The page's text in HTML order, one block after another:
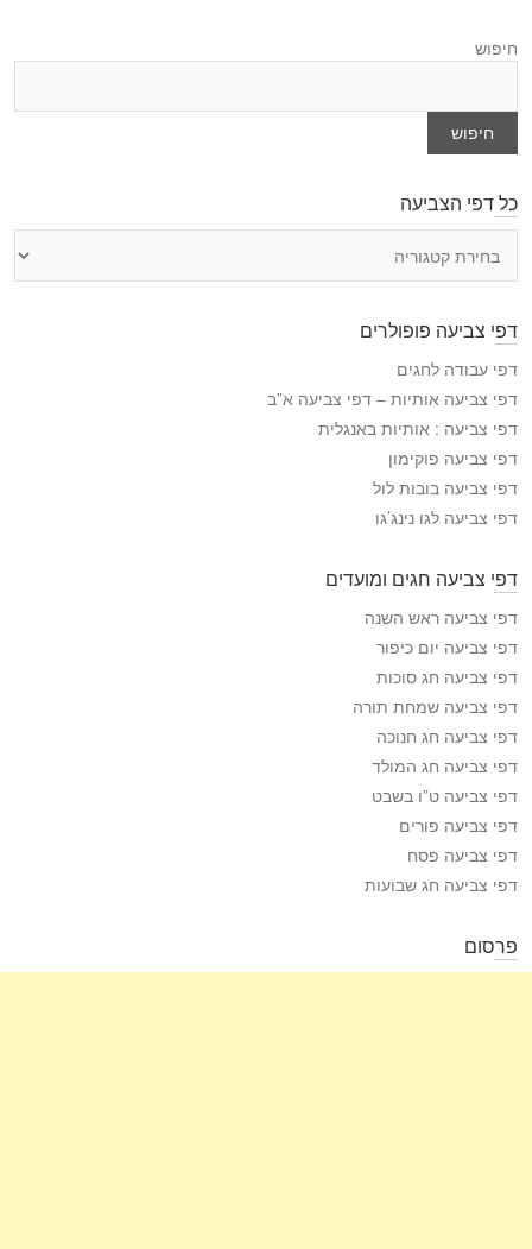
חיפוש
חיפוש
כל דפי הצביעה
י
ה
צ
י
ע
ה
דפי צביעה פופולרים
דפי עבודה לחגים
דפי צביעה אותיות – דפי צביעה א”ב
דפי צביעה : אותיות באנגלית
דפי צביעה פוקימון
דפי צביעה בובות לול
דפי צביעה לגו נינג’גו
דפי צביעה חגים ומועדים
דפי צביעה ראש השנה
דפי צביעה יום כיפור
דפי צביעה חג סוכות
דפי צביעה שמחת תורה
דפי צביעה חג חנוכה
דפי צביעה חג המולד
דפי צביעה ט”ו בשבט
דפי צביעה פורים
דפי צביעה פסח
דפי צביעה חג שבועות
פרסום